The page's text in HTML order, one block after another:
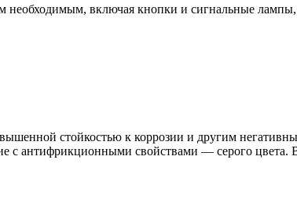
необходимым, включая кнопки и сигнальные
стойкостью к коррозии и другим
с антифрикционными свойствами — серого цвета.